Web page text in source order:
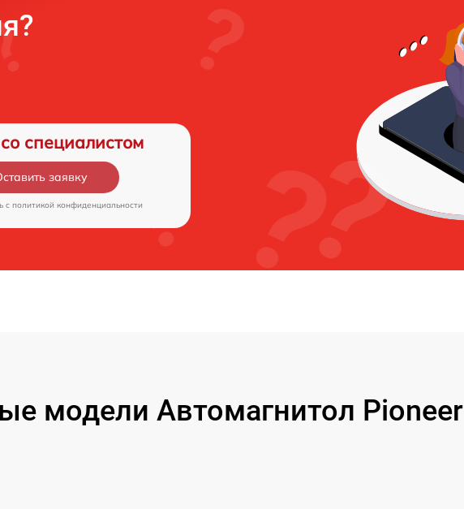
специалистом
заявку
c политикой конфиденциальности
модели Автомагнитол Pioneer